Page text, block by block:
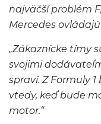
najväčší problém
Mercedes ovládajú
„Zákaznícke tímy
svojimi
spraví. Z Formuly
vtedy, keď bude
motor.“